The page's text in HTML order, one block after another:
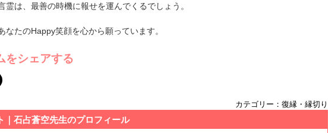
霊は、最善の時機に報せを運んでくるでしょう。
なたのHappy笑顔を心から願っています。
をシェアする
カテゴリー：復縁・縁切り
｜石占蒼空先生のプロフィール